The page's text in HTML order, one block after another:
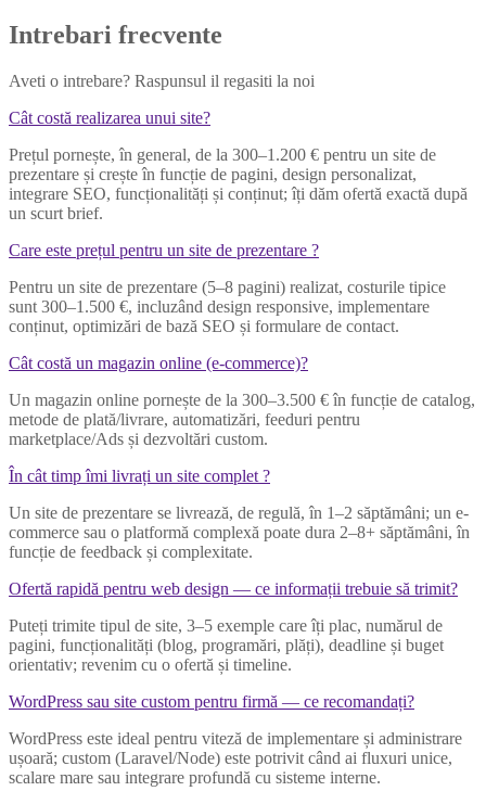
Intrebari frecvente
Aveti o intrebare? Raspunsul il regasiti la noi
Cât costă realizarea unui site?
Prețul pornește, în general, de la 300–1.200 € pentru un site de
prezentare și crește în funcție de pagini, design personalizat,
integrare SEO, funcționalități și conținut; îți dăm ofertă exactă după
un scurt brief.
Care este prețul pentru un site de prezentare ?
Pentru un site de prezentare (5–8 pagini) realizat, costurile tipice
sunt 300–1.500 €, incluzând design responsive, implementare
conținut, optimizări de bază SEO și formulare de contact.
Cât costă un magazin online (e-commerce)?
Un magazin online pornește de la 300–3.500 € în funcție de catalog,
metode de plată/livrare, automatizări, feeduri pentru
marketplace/Ads și dezvoltări custom.
În cât timp îmi livrați un site complet ?
Un site de prezentare se livrează, de regulă, în 1–2 săptămâni; un e-
commerce sau o platformă complexă poate dura 2–8+ săptămâni, în
funcție de feedback și complexitate.
Ofertă rapidă pentru web design — ce informații trebuie să trimit?
Puteți trimite tipul de site, 3–5 exemple care îți plac, numărul de
pagini, funcționalități (blog, programări, plăți), deadline și buget
orientativ; revenim cu o ofertă și timeline.
WordPress sau site custom pentru firmă — ce recomandați?
WordPress este ideal pentru viteză de implementare și administrare
ușoară; custom (Laravel/Node) este potrivit când ai fluxuri unice,
scalare mare sau integrare profundă cu sisteme interne.